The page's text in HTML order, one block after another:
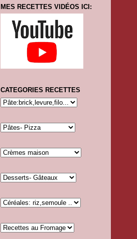
MES RECETTES VIDÉOS ICI:
CATEGORIES RECETTES